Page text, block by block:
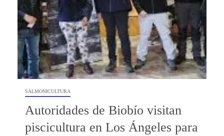
SALMONICULTURA
Autoridades de Biobío visitan
piscicultura en Los Ángeles para